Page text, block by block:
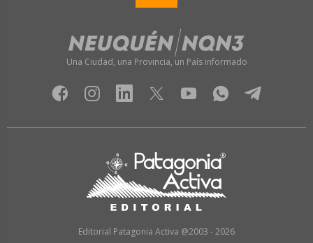
Una Ciudad, una Provincia, un País informado
Editorial Patagonia Activa @2003 - 2026